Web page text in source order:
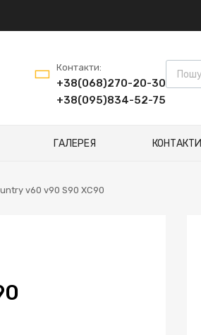
Контакти:
+38(068)270-20-30
+38(095)834-52-75
ГАЛЕРЕЯ КОНТАКТИ
v60 v90 S90 XC90